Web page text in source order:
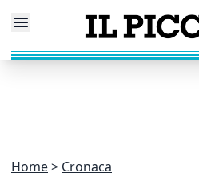
Home Cronaca